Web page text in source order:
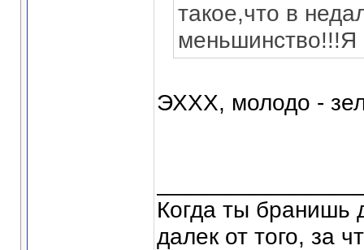
такое,что в
ЭХХХ, молодо -
Когда ты бранишь
далек от того, за